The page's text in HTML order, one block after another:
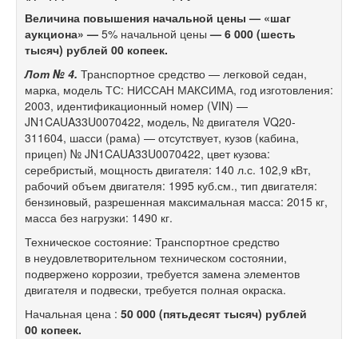
Величина повышения начальной цены — «шаг
аукциона» — 5% начальной цены — 6 000 (шесть
тысяч) рублей 00 копеек.
Лот № 4. Транспортное средство — легковой седан,
марка, модель ТС: НИССАН МАКСИМА, год изготовления:
2003, идентификационный номер (VIN) —
JN1CАUA33U0070422, модель, № двигателя VQ20-
311604, шасси (рама) — отсутствует, кузов (кабина,
прицеп) № JN1CАUA33U0070422, цвет кузова:
серебристый, мощность двигателя: 140 л.с. 102,9 кВт,
рабочий объем двигателя: 1995 куб.см., тип двигателя:
бензиновый, разрешенная максимальная масса: 2015 кг,
масса без нагрузки: 1490 кг.
Техническое состояние: Транспортное средство
в неудовлетворительном техническом состоянии,
подвержено коррозии, требуется замена элементов
двигателя и подвески, требуется полная окраска.
Начальная цена : 50 000 (пятьдесят тысяч) рублей
00 копеек.